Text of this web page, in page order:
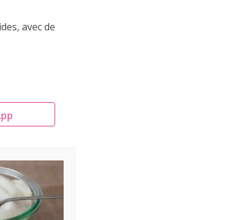
avec de